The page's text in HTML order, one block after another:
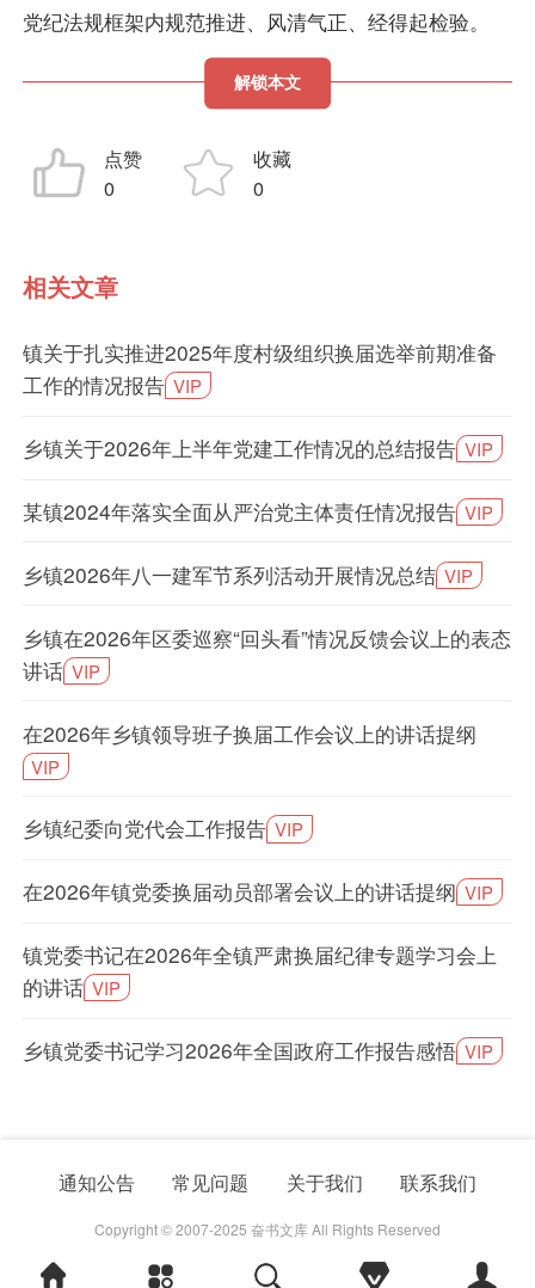
党纪法规框架内规范推进、风清气正、经得起检验。
解锁本文
点赞
0
收藏
0
相关文章
镇关于扎实推进2025年度村级组织换届选举前期准备
工作的情况报告 VIP
乡镇关于2026年上半年党建工作情况的总结报告 VIP
某镇2024年落实全面从严治党主体责任情况报告 VIP
乡镇2026年八一建军节系列活动开展情况总结 VIP
乡镇在2026年区委巡察“回头看”情况反馈会议上的表态
讲话 VIP
在2026年乡镇领导班子换届工作会议上的讲话提纲
VIP
乡镇纪委向党代会工作报告 VIP
在2026年镇党委换届动员部署会议上的讲话提纲 VIP
镇党委书记在2026年全镇严肃换届纪律专题学习会上
的讲话 VIP
乡镇党委书记学习2026年全国政府工作报告感悟 VIP
通知公告 常见问题 关于我们 联系我们
Copyright © 2007-2025 奋书文库 All Rights Reserved